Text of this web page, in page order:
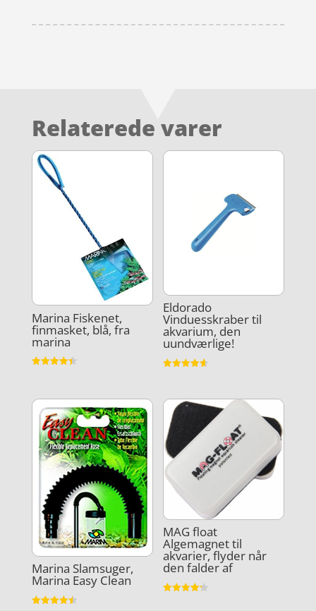
Relaterede varer
Marina Fiskenet,
finmasket, blå, fra
marina
Eldorado
Vinduesskraber til
akvarium, den
uundværlige!
Marina Slamsuger,
Marina Easy Clean
MAG float
Algemagnet til
akvarier, flyder når
den falder af